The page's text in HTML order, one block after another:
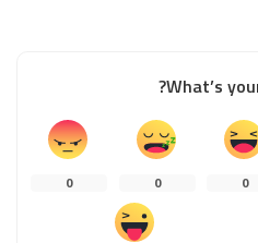
What’s
0
0
0